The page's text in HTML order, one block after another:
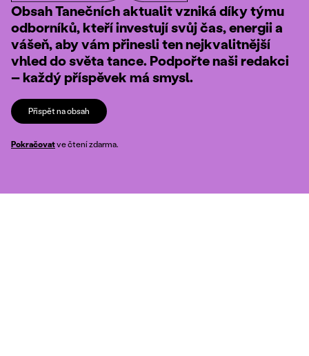
Obsah Tanečních aktualit vzniká díky týmu
odborníků, kteří investují svůj čas, energii a
vášeň, aby vám přinesli ten nejkvalitnější
vhled do světa tance. Podpořte naši redakci
– každý příspěvek má smysl.
Přispět na obsah
Pokračovatve čtení zdarma.